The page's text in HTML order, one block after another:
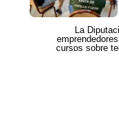
La
cursos sobre